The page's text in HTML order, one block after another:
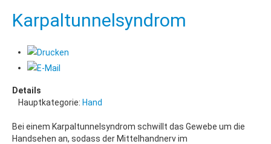
Karpaltunnelsyndrom
Details
Hauptkategorie: Hand
Bei einem Karpaltunnelsyndrom schwillt das Gewebe um die
Handsehen an, sodass der Mittelhandnerv im